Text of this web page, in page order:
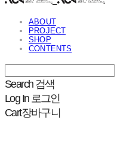
ABOUT
PROJECT
SHOP
CONTENTS
Search 검색
Log In 로그인
Cart장바구니